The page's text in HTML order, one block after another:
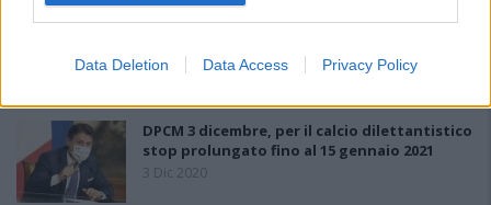
Data Deletion Data Access Privacy Policy
Il Latte Dolce prende Dumani dalla Torres,
gli altri acquisti
DPCM 3 dicembre, per il calcio dilettantistico
stop prolungato fino al 15 gennaio 2021
3 Dic 2020